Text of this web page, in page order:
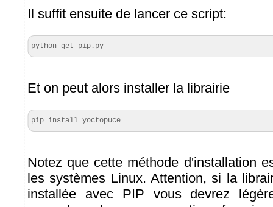
Il suffit ensuite de lancer ce script:
python get-pip.py
Et on peut alors installer la librairie
pip install yoctopuce
Notez que cette méthode d'installation
les systèmes Linux. Attention, si la
installée avec PIP vous devrez